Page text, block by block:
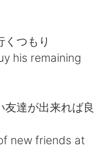
くつもり
his remaining
達が出来れば良
new friends at